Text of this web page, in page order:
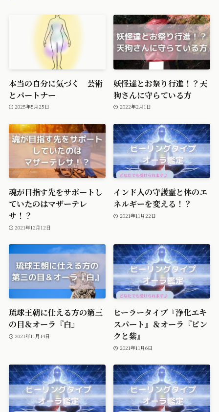
本当の自分に気づく 芸術
とパートナー
2025年5月25日
妖怪達とお祭り行進！？天
狗さんに守らている方
2022年2月1日
魂が目指す先をサポートし
ていたのはマザーテレ
サ！？
2021年12月12日
インド人の守護霊と体のエ
ネルギーを変える！？
2021年11月22日
琉球王朝に仕える方の第三
の目＆オーラ『白』
2021年11月14日
ヒーラータイプ『浄化エキ
スパート』＆オーラ『ピン
クと紫』
2021年11月6日